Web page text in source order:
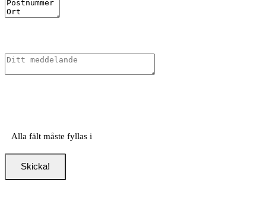
Alla fält måste fyllas i